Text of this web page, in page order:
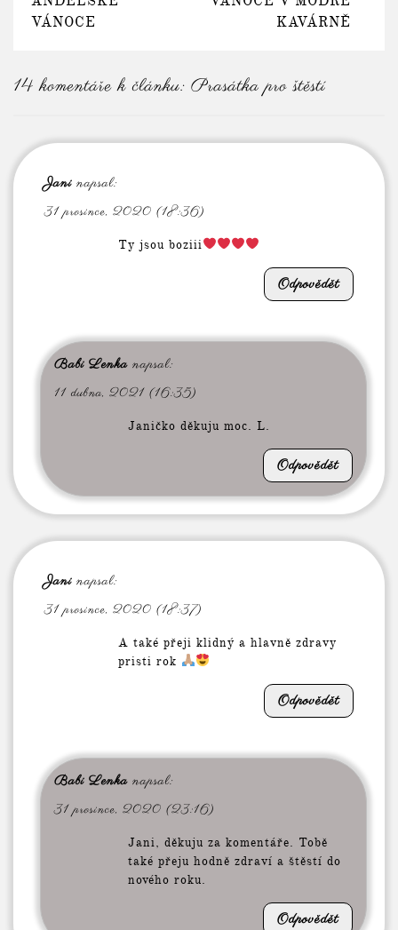
VÁNOCE
KAVÁRNĚ
14 komentáře k článku: Prasátka pro štěstí
Jani napsal:
31 prosince, 2020 (18:36)
Ty jsou boziii
Odpovědět
Babi Lenka napsal:
11 dubna, 2021 (16:35)
Janičko děkuju moc. L.
Odpovědět
Jani napsal:
31 prosince, 2020 (18:37)
A také přeji klidný a hlavně zdravy
pristi rok
Odpovědět
Babi Lenka napsal:
31 prosince, 2020 (23:16)
Jani, děkuju za komentáře. Tobě
také přeju hodně zdraví a štěstí do
nového roku.
Odpovědět